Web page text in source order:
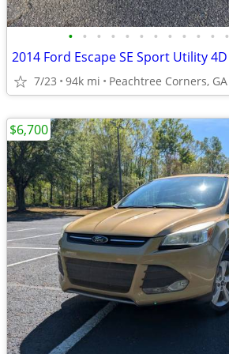
• • • • • • • • • • • •
2014 Ford Escape SE Sport Utility 4D
7/23 94k mi Peachtree Corners, GA
$6,700